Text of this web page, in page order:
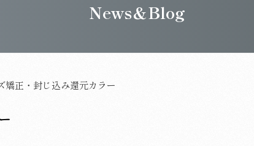
News＆Blog
矯正・封じ込み還元カラー